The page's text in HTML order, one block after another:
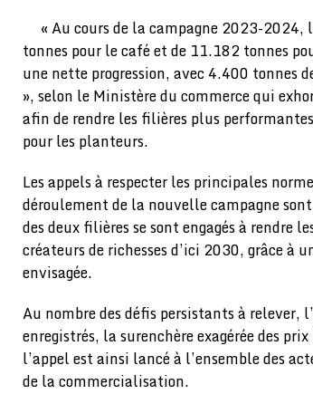
« Au cours de la campagne 2023-
tonnes pour le café et de 11.182 tonnes
une nette progression, avec 4.400 tonnes
», selon le Ministère du commerce qui
afin de rendre les filières plus
pour les planteurs.
Les appels à respecter les principales
déroulement de la nouvelle campagne
des deux filières se sont engagés à rendre
créateurs de richesses d’ici 2030, grâce à
envisagée.
Au nombre des défis persistants à relever,
enregistrés, la surenchère exagérée des
l’appel est ainsi lancé à l’ensemble des
de la commercialisation.